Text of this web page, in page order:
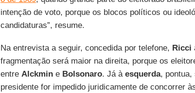
intenção de voto, porque os blocos políticos ou
candidaturas”, resume.
Na entrevista a seguir, concedida por telefone, Ricci
fragmentação será maior na direita, porque os
entre Alckmine Bolsonaro. Já à esquerda, pontua,
presidente for impedido juridicamente de concorrer